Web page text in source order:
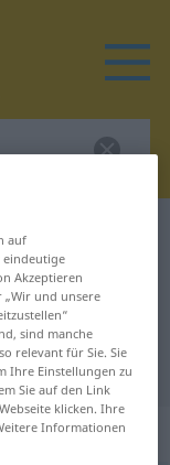
trist
für
auf
eindeutige
Akzeptieren
und unsere
sind manche
relevant für Sie. Sie
Ihre Einstellungen zu
Sie auf den Link
klicken. Ihre
Informationen